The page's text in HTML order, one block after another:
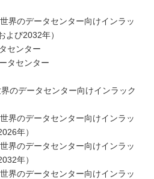
界のデータセンター向けインラッ
よび2032年）
センター
タセンター
のデータセンター向けインラック
界のデータセンター向けインラッ
年）
界のデータセンター向けインラッ
年）
界のデータセンター向けインラッ